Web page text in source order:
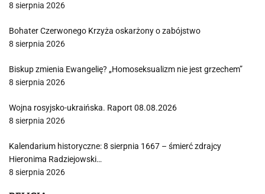
8 sierpnia 2026
Bohater Czerwonego Krzyża oskarżony o zabójstwo
8 sierpnia 2026
Biskup zmienia Ewangelię? „Homoseksualizm nie jest grzechem”
8 sierpnia 2026
Wojna rosyjsko-ukraińska. Raport 08.08.2026
8 sierpnia 2026
Kalendarium historyczne: 8 sierpnia 1667 – śmierć zdrajcy
Hieronima Radziejowski…
8 sierpnia 2026